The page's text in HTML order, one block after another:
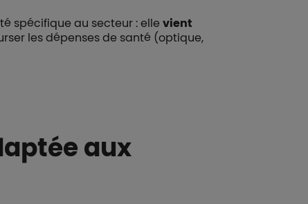
spécifique au secteur : ellevient
les dépenses de santé (optique,
aux